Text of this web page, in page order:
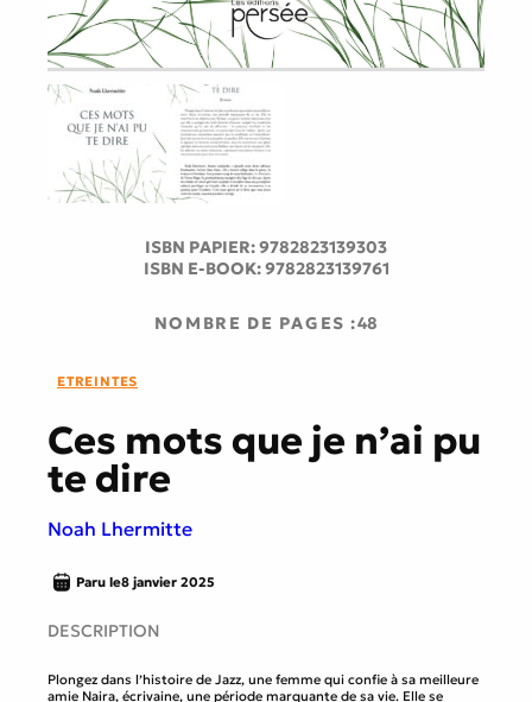
ISBN PAPIER:9782823139303
ISBN E-BOOK:9782823139761
NOMBRE DE PAGES :48
ETREINTES
Ces mots que je n’ai pu
te dire
Noah Lhermitte
Paru le8 janvier 2025
DESCRIPTION
Plongez dans l’histoire de Jazz, une femme qui confie à sa meilleure
amie Naira, écrivaine, une période marquante de sa vie. Elle se